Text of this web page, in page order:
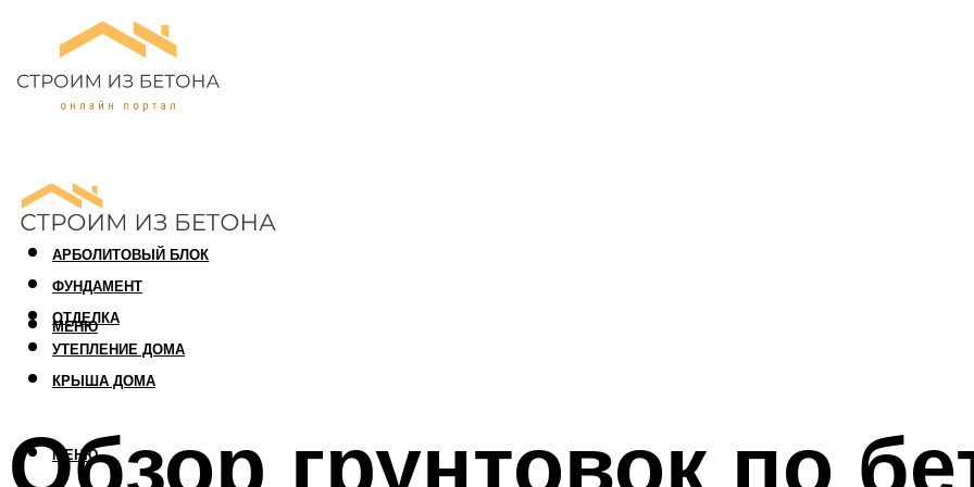
ПЕНОБЛОК
ГАЗОБЛОК
АРБОЛИТОВЫЙ БЛОК
ФУНДАМЕНТ
ОТДЕЛКА
УТЕПЛЕНИЕ ДОМА
КРЫША ДОМА
МЕНЮ
МЕНЮ
Обзор грунтовок по